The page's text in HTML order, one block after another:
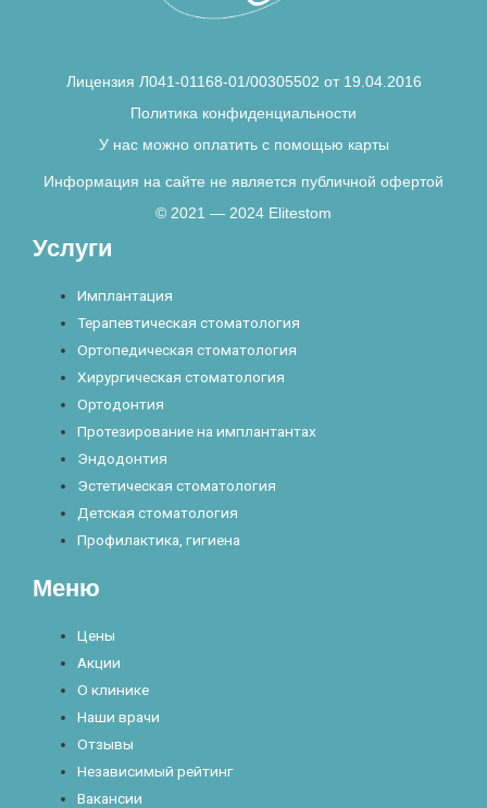
Лицензия Л041-01168-01/00305502 от 19.04.2016
Политика конфиденциальности
У нас можно оплатить с помощью карты
Информация на сайте не является публичной офертой
© 2021 — 2024 Elitestom
Услуги
Имплантация
Терапевтическая стоматология
Ортопедическая стоматология
Хирургическая стоматология
Ортодонтия
Протезирование на имплантантах
Эндодонтия
Эстетическая стоматология
Детская стоматология
Профилактика, гигиена
Меню
Цены
Акции
О клинике
Наши врачи
Отзывы
Независимый рейтинг
Вакансии